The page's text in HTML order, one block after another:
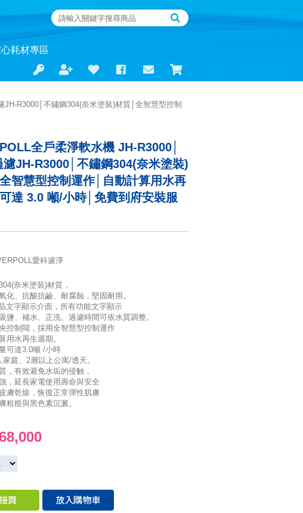
耗材專區
R3000│不鏽鋼304(奈米塗裝)材質│全智慧型控制
全戶柔淨軟水機 JH-R3000│
濾JH-R3000│不鏽鋼304(奈米塗裝)
智慧型控制運作│自動計算用水再
達 3.0 噸/小時│免費到府安裝服
愛科濾淨
奈米塗裝)材質，
化、抗酸抗鹼、耐腐蝕，堅固耐用。
文字顯示介面，所有功能文字顯示
鹽、補水、正洗、過濾時間可依水質調整。
控制閥，採用全智慧型控制運作
用水再生週期。
可達3.0噸 /小時
庭、2層以上公寓/透天。
，有效避免水垢的侵触，
，延長家電使用壽命與安全
膚乾燥，恢復正常彈性肌膚
粗糙與黑色素沉澱。
68,000